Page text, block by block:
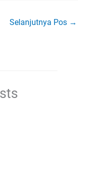
Selanjutnya Pos →